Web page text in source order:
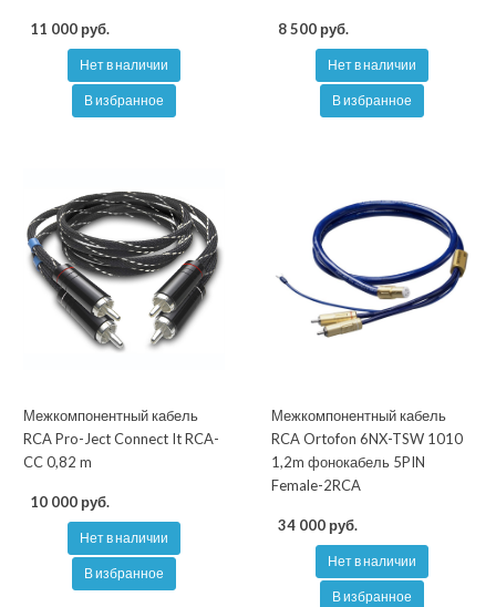
11 000 руб.
Нет в наличии
В избранное
8 500 руб.
Нет в наличии
В избранное
Межкомпонентный кабель
RCA Pro-Ject Connect It RCA-
CC 0,82 m
10 000 руб.
Нет в наличии
В избранное
Межкомпонентный кабель
RCA Ortofon 6NX-TSW 1010
1,2m фонокабель 5PIN
Female-2RCA
34 000 руб.
Нет в наличии
В избранное